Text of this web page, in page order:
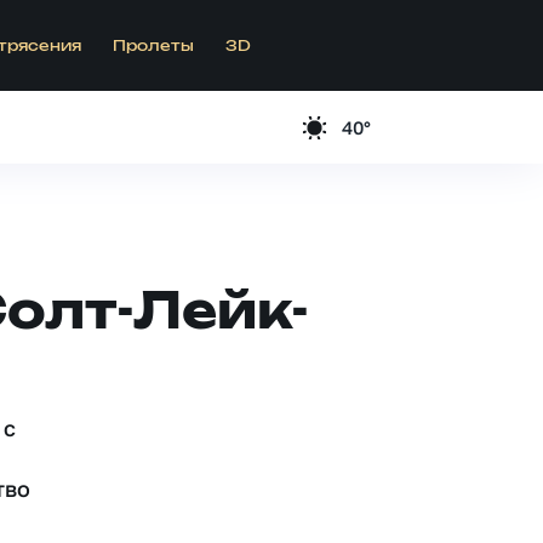
Пролеты 3D
40°
Лейк-